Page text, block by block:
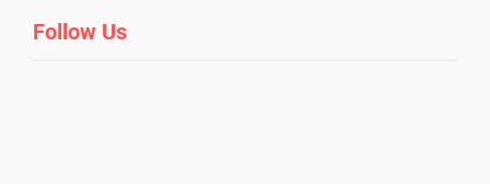
Follow Us